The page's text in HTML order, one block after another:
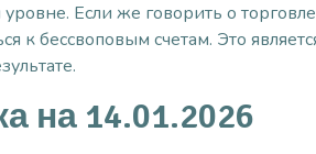
Если же говорить о
к бессвоповым счетам. Это
на 14.01.2026